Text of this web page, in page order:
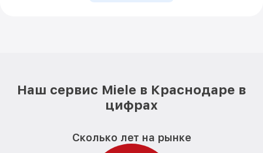
Наш сервис Miele в Краснодаре в
цифрах
Сколько лет на рынке